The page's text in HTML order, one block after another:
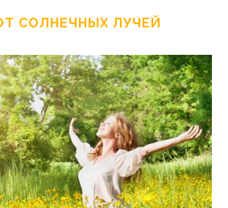
СОЛНЕЧНЫХ ЛУЧЕЙ